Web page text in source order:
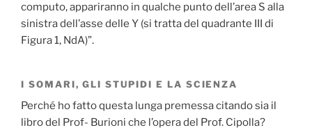
computo, appariranno in qualche punto dell’area S alla
sinistra dell’asse delle Y (si tratta del quadrante III di
Figura 1, NdA)”.
I SOMARI, GLI STUPIDI E LA SCIENZA
Perché ho fatto questa lunga premessa citando sia il
libro del Prof- Burioni che l’opera del Prof. Cipolla?